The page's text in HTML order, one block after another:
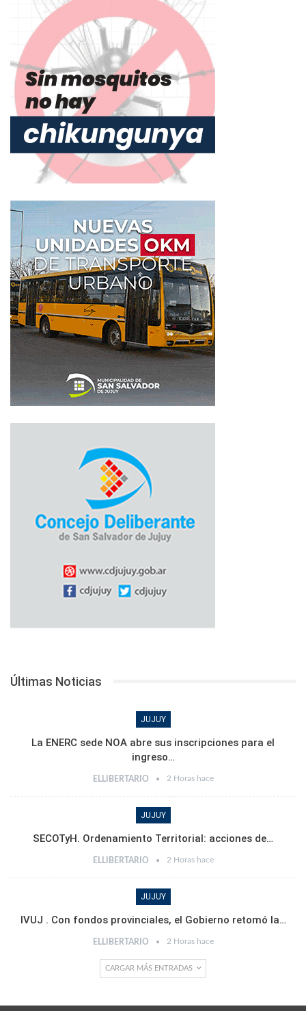
Últimas Noticias
JUJUY
La ENERC sede NOA abre sus inscripciones para el
ingreso…
ELLIBERTARIO 2 Horas hace
JUJUY
SECOTyH. Ordenamiento Territorial: acciones de…
ELLIBERTARIO 2 Horas hace
JUJUY
IVUJ . Con fondos provinciales, el Gobierno retomó la…
ELLIBERTARIO 2 Horas hace
CARGAR MÁS ENTRADAS